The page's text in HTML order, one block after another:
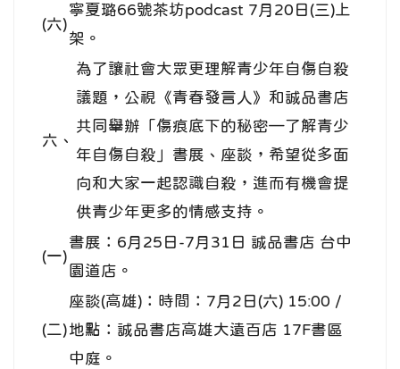
(六)
寧夏璐66號茶坊podcast 7月20日(三)上
架。
六、
為了讓社會大眾更理解青少年自傷自殺
議題，公視《青春發言人》和誠品書店
共同舉辦「傷痕底下的秘密—了解青少
年自傷自殺」書展、座談，希望從多面
向和大家一起認識自殺，進而有機會提
供青少年更多的情感支持。
(一)
書展：6月25日-7月31日 誠品書店 台中
園道店。
(二)
座談(高雄)：時間：7月2日(六) 15:00 /
地點：誠品書店高雄大遠百店 17F書區
中庭。